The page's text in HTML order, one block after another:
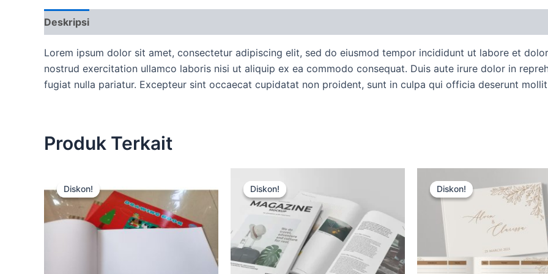
Deskripsi
Lorem ipsum dolor sit amet, consectetur adipiscing elit, sed do eiusmod tempor incididunt ut labore et
nostrud exercitation ullamco laboris nisi ut aliquip ex ea commodo consequat. Duis aute irure dolor in
fugiat nulla pariatur. Excepteur sint occaecat cupidatat non proident, sunt in culpa qui officia deserunt
Produk Terkait
Diskon!
Diskon!
aslinya
adalah:
Rp15.000.
ini
adalah:
Rp12.500.
Diskon!
Diskon!
aslinya
adalah:
Rp15.000. adalah:
Rp12.500.
Diskon!
Diskon!
aslinya
adalah:
saat
ini
adalah:
Rp12.500.